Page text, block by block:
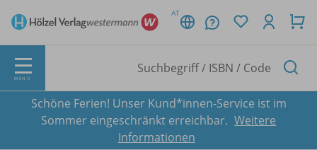
AT
MENÜ
Schöne Ferien! Unser Kund*innen-Service ist im
Sommer eingeschränkt erreichbar. Weitere
Informationen